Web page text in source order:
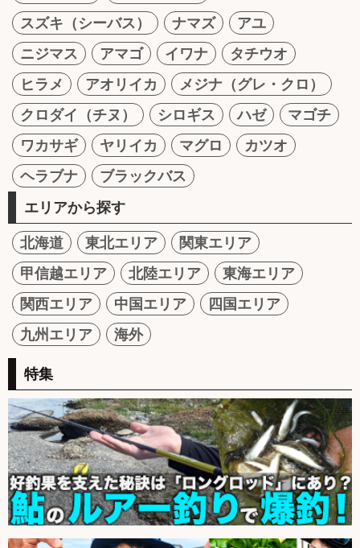
スズキ（シーバス）
ナマズ
アユ
ニジマス
アマゴ イワナ
タチウオ
ヒラメ
アオリイカ
メジナ（グレ・クロ）
クロダイ（チヌ）
シロギス ハゼ
マゴチ
ワカサギ
ヤリイカ マグロ
カツオ
ヘラブナ
ブラックバス
エリアから探す
北海道 東北エリア
関東エリア
甲信越エリア
北陸エリア
東海エリア
関西エリア
中国エリア
四国エリア
九州エリア
海外
特集